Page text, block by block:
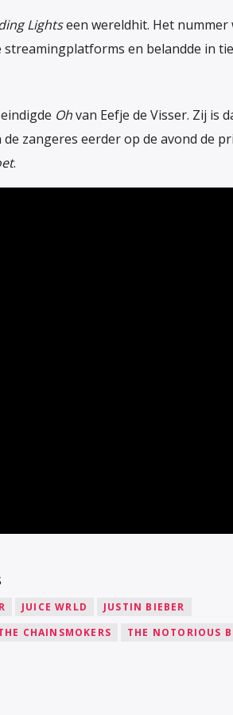
Lightseen wereldhit. Het nummer
streamingplatforms en belandde in
Ohvan Eefje de Visser. Zij is
zangeres eerder op de avond de
.
JUICE WRLD
JUSTIN BIEBER
CHAINSMOKERS
THE NOTORIOUS